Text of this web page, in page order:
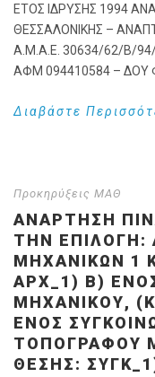
ΕΤΟΣ ΙΔΡΥΣΗΣ 1994
ΘΕΣΣΑΛΟΝΙΚΗΣ –
Α.Μ.Α.Ε. 30634/62/Β/
ΑΦΜ 094410584 – ΔΟΥ
Διαβάστε
Προκηρύξεις ΜΑΘ
ΑΝΑΡΤΗΣΗ
ΤΗΝ ΕΠΙΛΟΓΉ:
ΜΗΧΑΝΙΚΏΝ 1
ΑΡΧ_1) Β)
ΜΗΧΑΝΙΚΟΎ,
ΕΝΌΣ
ΤΟΠΟΓΡΆΦΟΥ
ΘΈΣΗΣ: